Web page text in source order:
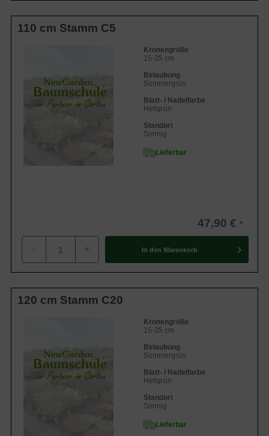
110 cm Stamm C5
Kronengröße
15-35 cm
Belaubung
Sommergrün
Blatt- / Nadelfarbe
Hellgrün
Standort
Sonnig
Lieferbar
47,90 €
- + In den Warenkorb
120 cm Stamm C20
Kronengröße
15-35 cm
Belaubung
Sommergrün
Blatt- / Nadelfarbe
Hellgrün
Standort
Sonnig
Lieferbar